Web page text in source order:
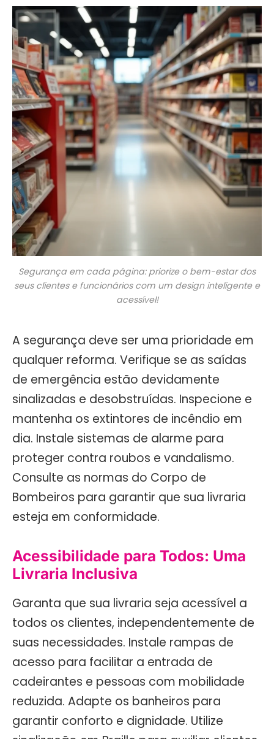
Segurança em cada página: priorize o bem-estar dos
seus clientes e funcionários com um design inteligente e
acessível!
A segurança deve ser uma prioridade em
qualquer reforma. Verifique se as saídas
de emergência estão devidamente
sinalizadas e desobstruídas. Inspecione e
mantenha os extintores de incêndio em
dia. Instale sistemas de alarme para
proteger contra roubos e vandalismo.
Consulte as normas do Corpo de
Bombeiros para garantir que sua livraria
esteja em conformidade.
Acessibilidade para Todos: Uma
Livraria Inclusiva
Garanta que sua livraria seja acessível a
todos os clientes, independentemente de
suas necessidades. Instale rampas de
acesso para facilitar a entrada de
cadeirantes e pessoas com mobilidade
reduzida. Adapte os banheiros para
garantir conforto e dignidade. Utilize